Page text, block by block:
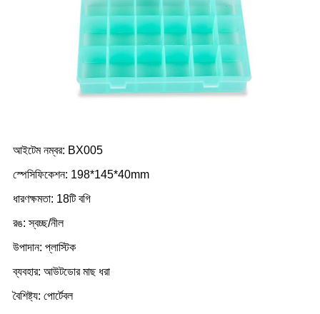
আইটেম নম্বর: BX005
স্পেসিফিকেশন: 198*145*40mm
ধারণক্ষমতা: 18টি বগি
রঙ: স্বচ্ছ/নীল
উপাদান: প্লাস্টিক
ব্যবহার: আউটডোর মাছ ধরা
বৈশিষ্ট্য: পোর্টেবল